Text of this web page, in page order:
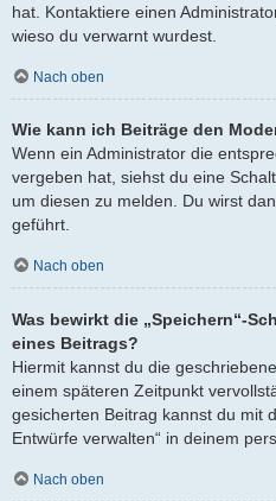
hat. Kontaktiere einen
wieso du verwarnt wurdest.
Nach oben
Wie kann ich Beiträge den
Wenn ein Administrator die
vergeben hat, siehst du eine
um diesen zu melden. Du wirst
geführt.
Nach oben
Was bewirkt die „Speichern“-
eines Beitrags?
Hiermit kannst du die
einem späteren Zeitpunkt
gesicherten Beitrag kannst du mit
Entwürfe verwalten“ in deinem
Nach oben